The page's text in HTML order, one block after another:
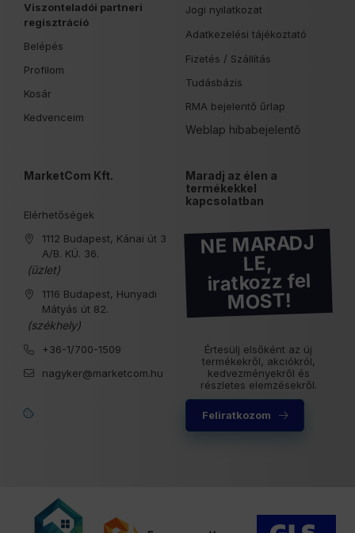
Viszonteladói partneri
regisztráció
Belépés
Profilom
Kosár
Kedvenceim
Jogi nyilatkozat
Adatkezelési tájékoztató
Fizetés / Szállítás
Tudásbázis
RMA bejelentő űrlap
Weblap hibabejelentő
MarketCom Kft.
Elérhetőségek
1112 Budapest, Kánai út 3
A/B. KÜ. 36.
(üzlet)
1116 Budapest, Hunyadi
Mátyás út 82.
(székhely)
+36-1/700-1509
nagyker@marketcom.hu
Maradj az élen a
termékekkel
kapcsolatban
NE MARADJ
LE,
iratkozz fel
MOST!
Értesülj elsőként az új
termékekről, akciókról,
kedvezményekről és
részletes elemzésekről.
Feliratkozom